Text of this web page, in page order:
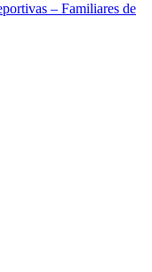
– Familiares de